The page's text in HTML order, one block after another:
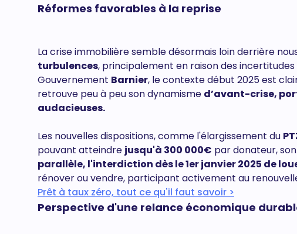
Réformes favorables à la reprise
La crise immobilière semble désormais loin derrière
turbulences, principalement en raison des
Gouvernement Barnier, le contexte début 2025 est
retrouve peu à peu son dynamisme d’avant-crise,
audacieuses.
Les nouvelles dispositions, comme l'élargissement du
pouvant atteindre jusqu'à 300 000€ par donateur,
parallèle, l'interdiction dès le 1er janvier 2025 de
rénover ou vendre, participant activement au
Prêt à taux zéro, tout ce qu'il faut savoir >
Perspective d'une relance économique